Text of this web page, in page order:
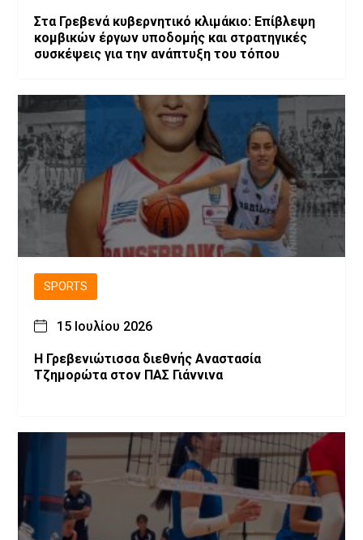
Στα Γρεβενά κυβερνητικό κλιμάκιο: Επίβλεψη
κομβικών έργων υποδομής και στρατηγικές
συσκέψεις για την ανάπτυξη του τόπου
SPORTS
15 Ιουλίου 2026
Η Γρεβενιώτισσα διεθνής Αναστασία
Τζημορώτα στον ΠΑΣ Γιάννινα